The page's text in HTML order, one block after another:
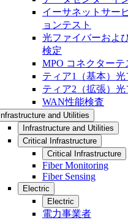
イーサネットサー
ョンテスト
光ファイバーおよ
検定
MPO コネクターテ
ティア1（基本）
ティア2（拡張）
WAN性能検査
Infrastructure and Utilities
Infrastructure and Utilities
Critical Infrastructure
Critical Infrastructure
Fiber Monitoring
Fiber Sensing
Electric
Electric
電力事業者